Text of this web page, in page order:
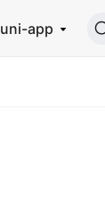
uni-app